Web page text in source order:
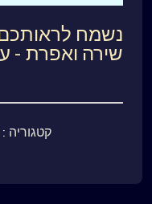
נשמח
שירה ואפרת -
קטגוריה :